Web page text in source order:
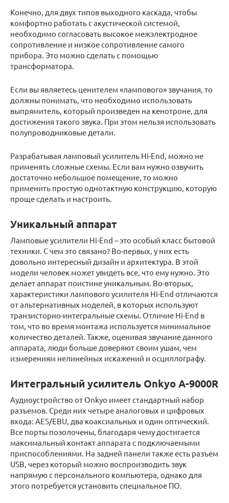
Конечно, для двух типов выходного каскада, чтобы
комфортно работать с акустической системой,
необходимо согласовать высокое межэлектродное
сопротивление и низкое сопротивление самого
прибора. Это можно сделать с помощью
трансформатора.
Если вы являетесь ценителем «лампового» звучания, то
должны понимать, что необходимо использовать
выпрямитель, который произведен на кенотроне, для
достижения такого звука. При этом нельзя использовать
полупроводниковые детали.
Разрабатывая ламповый усилитель Hi-End, можно не
применять сложные схемы. Если вам нужно озвучить
достаточно небольшое помещение, то можно
применить простую однотактную конструкцию, которую
проще сделать и настроить.
Уникальный аппарат
Ламповые усилители Hi-End – это особый класс бытовой
техники. С чем это связано? Во-первых, у них есть
довольно интересный дизайн и архитектура. В этой
модели человек может увидеть все, что ему нужно. Это
делает аппарат поистине уникальным. Во-вторых,
характеристики лампового усилителя Hi-End отличаются
от альтернативных моделей, в которых используют
транзисторно-интегральные схемы. Отличие Hi-End в
том, что во время монтажа используется минимальное
количество деталей. Также, оценивая звучание данного
аппарата, люди больше доверяют своим ушам, чем
измерениям нелинейных искажений и осциллографу.
Интегральный усилитель Onkyo A-9000R
Аудиоустройство от Onkyo имеет стандартный набор
разъемов. Среди них четыре аналоговых и цифровых
входа: AES/EBU, два коаксиальных и один оптический.
Все порты позолочены, благодаря чему достигается
максимальный контакт аппарата с подключаемыми
приспособлениями. На задней панели также есть разъем
USB, через который можно воспроизводить звук
напрямую с персонального компьютера, однако для
этого потребуется установить специальное ПО.